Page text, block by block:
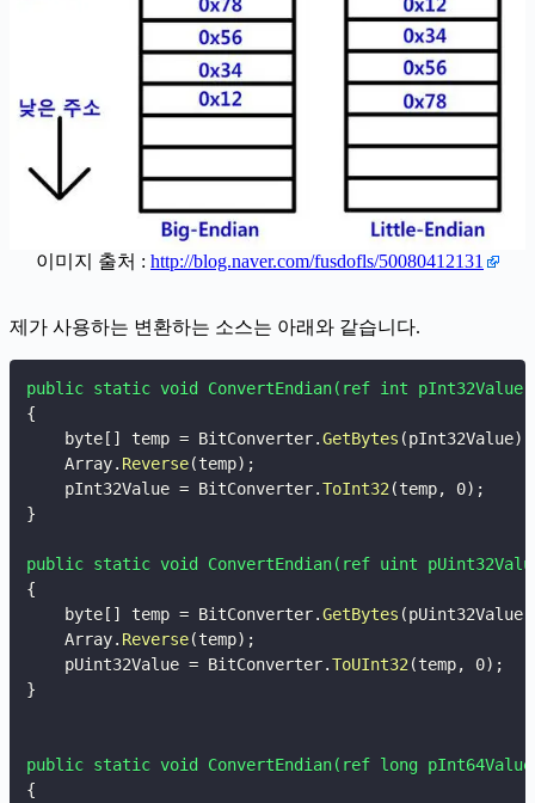
이미지 출처 : http://blog.naver.com/fusdofls/50080412131
제가 사용하는 변환하는 소스는 아래와 같습니다.
public static void ConvertEndian(ref int pInt32Value)
{
    byte[] temp = BitConverter.
GetBytes (pInt32Value)
    Array.
Reverse(temp) ;
    pInt32Value = BitConverter.
ToInt32 (temp, 0) ;
}
public static void ConvertEndian(ref uint
{
    byte[] temp = BitConverter.
GetBytes (pUint32Value
    Array.
Reverse(temp) ;
    pUint32Value = BitConverter.
ToUInt32 (temp, 0) ;
}
public static void ConvertEndian(ref long
{